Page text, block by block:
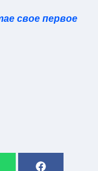
свое первое